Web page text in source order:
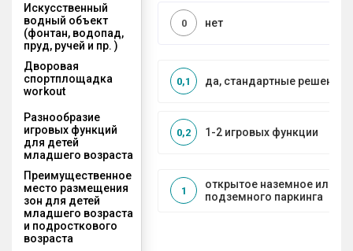
Искусственный
водный объект
(фонтан, водопад,
пруд, ручей и пр. )
нет
0
Дворовая
спортплощадка
workout
да, стандартные решения
0,1
Разнообразие
игровых функций
для детей
младшего возраста
1-2 игровых функции
0,2
Преимущественное
место размещения
зон для детей
младшего возраста
и подросткового
возраста
открытое наземное или на
подземного паркинга
1